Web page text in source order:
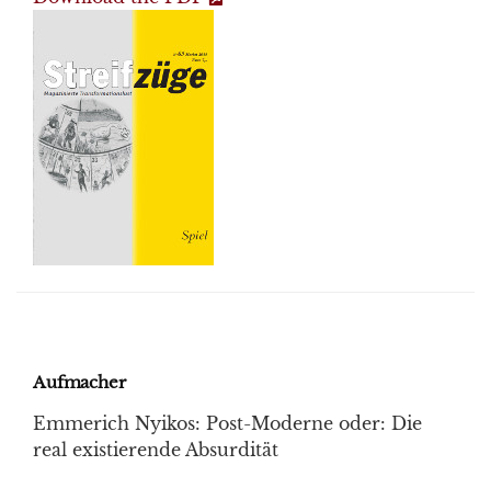
Aufmacher
Emmerich Nyikos: Post-Moderne oder: Die
real existierende Absurdität